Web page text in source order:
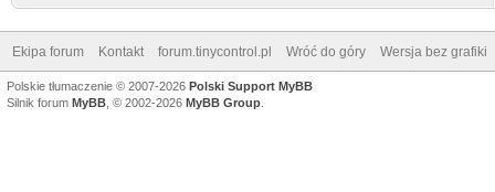
Ekipa forum Kontakt forum.tinycontrol.pl Wróć do góry Wersja bez grafiki
Polskie tłumaczenie © 2007-2026 Polski Support MyBB
Silnik forum MyBB , © 2002-2026 MyBB Group